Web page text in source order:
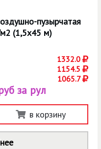
пузырчатая
(1,5х45 м)
1332.0
1154.5
1065.7
за рул
в корзину